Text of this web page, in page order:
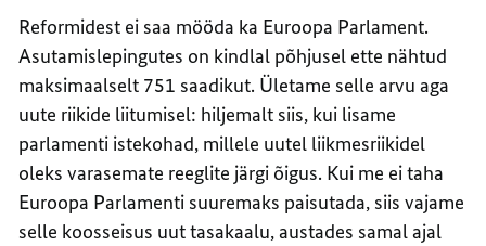
Reformidest ei saa mööda ka Euroopa Parlament.
Asutamislepingutes on kindlal põhjusel ette nähtud
maksimaalselt 751 saadikut. Ületame selle arvu aga
uute riikide liitumisel: hiljemalt siis, kui lisame
parlamenti istekohad, millele uutel liikmesriikidel
oleks varasemate reeglite järgi õigus. Kui me ei taha
Euroopa Parlamenti suuremaks paisutada, siis vajame
selle koosseisus uut tasakaalu, austades samal ajal